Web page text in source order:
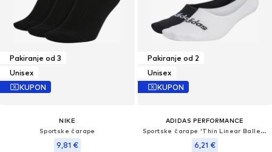
Pakiranje od 3
Unisex
KUPON
NIKE
Sportske čarape
9,81 €
Pakiranje od 2
Unisex
KUPON
ADIDAS PERFORMANCE
Sportske čarape 'Thin Linear Ballerina 2 Pairs'
6,21 €